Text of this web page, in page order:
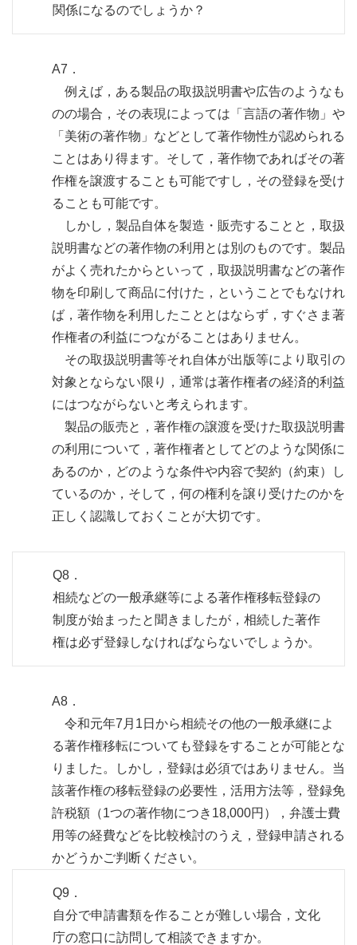
関係になるのでしょうか？
A7．
例えば，ある製品の取扱説明書や広告のようなも
のの場合，その表現によっては「言語の著作物」や
「美術の著作物」などとして著作物性が認められる
ことはあり得ます。そして，著作物であればその著
作権を譲渡することも可能ですし，その登録を受け
ることも可能です。
しかし，製品自体を製造・販売することと，取扱
説明書などの著作物の利用とは別のものです。製品
がよく売れたからといって，取扱説明書などの著作
物を印刷して商品に付けた，ということでもなけれ
ば，著作物を利用したこととはならず，すぐさま著
作権者の利益につながることはありません。
その取扱説明書等それ自体が出版等により取引の
対象とならない限り，通常は著作権者の経済的利益
にはつながらないと考えられます。
製品の販売と，著作権の譲渡を受けた取扱説明書
の利用について，著作権者としてどのような関係に
あるのか，どのような条件や内容で契約（約束）し
ているのか，そして，何の権利を譲り受けたのかを
正しく認識しておくことが大切です。
Q8．
相続などの一般承継等による著作権移転登録の
制度が始まったと聞きましたが，相続した著作
権は必ず登録しなければならないでしょうか。
A8．
令和元年7月1日から相続その他の一般承継によ
る著作権移転についても登録をすることが可能とな
りました。しかし，登録は必須ではありません。当
該著作権の移転登録の必要性，活用方法等，登録免
許税額（1つの著作物につき18,000円），弁護士費
用等の経費などを比較検討のうえ，登録申請される
かどうかご判断ください。
Q9．
自分で申請書類を作ることが難しい場合，文化
庁の窓口に訪問して相談できますか。